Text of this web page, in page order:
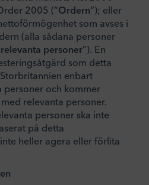
2005 (”Ordern”); eller
som avses i
(alla sådana personer
relevanta personer”). En
som detta
enbart
och kommer
relevanta personer.
personer ska inte
på detta
heller agera eller förlita